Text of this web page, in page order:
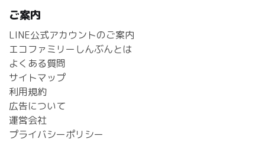
ご案内
LINE公式アカウントのご案内
エコファミリーしんぶんとは
よくある質問
サイトマップ
利用規約
広告について
運営会社
プライバシーポリシー